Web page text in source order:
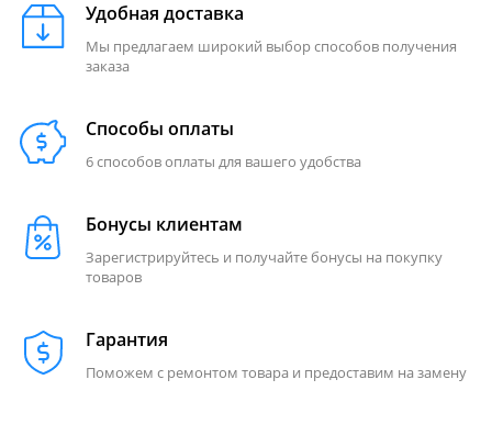
Удобная доставка
Мы предлагаем широкий выбор способов получения
заказа
Способы оплаты
6 способов оплаты для вашего удобства
Бонусы клиентам
Зарегистрируйтесь и получайте бонусы на покупку
товаров
Гарантия
Поможем с ремонтом товара и предоставим на замену